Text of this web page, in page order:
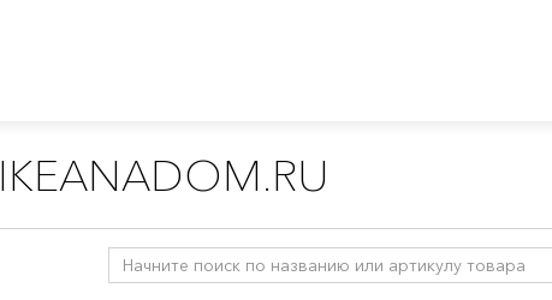
IKEANADOM.RU